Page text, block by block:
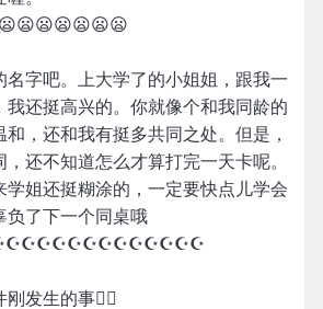
名字吧。上大学了的小姐姐，跟我一
我还挺高兴的。你就像个和我同龄的
和，还和我有挺多共同之处。但是，
还不知道怎么才算打完一天卡呢。
学姐还挺糊涂的，一定要快点儿学会
负了下一个同桌哦
发生的事👎🏻